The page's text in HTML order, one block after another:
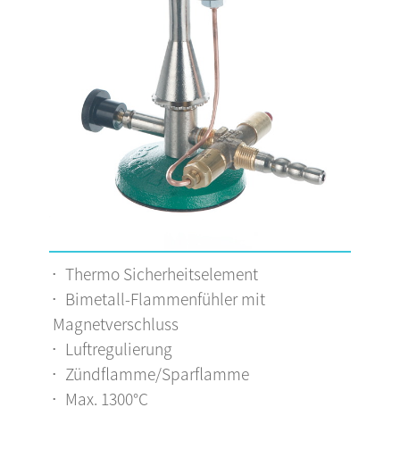
Thermo Sicherheitselement
Bimetall-Flammenfühler mit
Magnetverschluss
Luftregulierung
Zündflamme/Sparflamme
Max. 1300°C